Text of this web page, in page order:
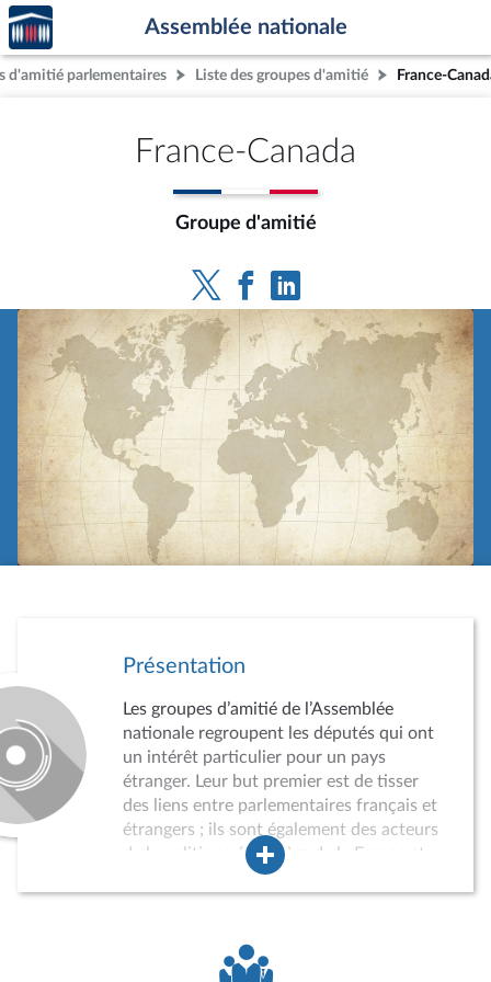
Aller au contenu
Aller en bas de la page
Accèder
à la
page
d'accueil
Assemblée nationale
d'amitié parlementaires Liste des groupes d'amitié France-
France-Canada
Groupe d'amitié
Présentation
Les groupes d’amitié de l’Assemblée
nationale regroupent les députés qui ont
un intérêt particulier pour un pays
étranger. Leur but premier est de tisser
des liens entre parlementaires français et
étrangers ; ils sont également des acteurs
de la politique étrangère de la France et
des instruments du rayonnement
l’Assemblée est obligatoire et soumis à
conditions. Lorsqu’il n’est pas possible de